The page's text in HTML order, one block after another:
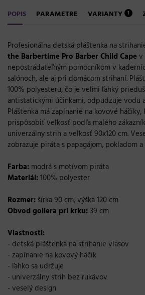
POPIS PARAMETRE VARIANTY 1
Profesionálna detská pláštenka na
the Barbertime Pro Barber Child Cape v
nepostrádateľným pomocníkom v
salónoch, ale aj pri domácom strihaní.
100% polyesteru, čo je veľmi ľahký
antistatickými účinkami, odpudzuje vodu
Pláštenka má zapínanie na kovové
prispôsobiť veľkosť podľa malého
univerzálny strih a veľkosť 90x120 cm.
zobrazuje piráta s papagájom, pokladom
Farba: modrá s motívom piráta
Materiál:100% polyester
Rozmer: šírka 90 cm, výška 120 cm
Obvod goliera pri krku: 39 cm
Vlastnosti:
- detská pláštenka na strihanie vlasov
- zapínanie na kovový háčik
- ľahko sa udržuje
- univerzálny strih bez rukávov
- veselý design